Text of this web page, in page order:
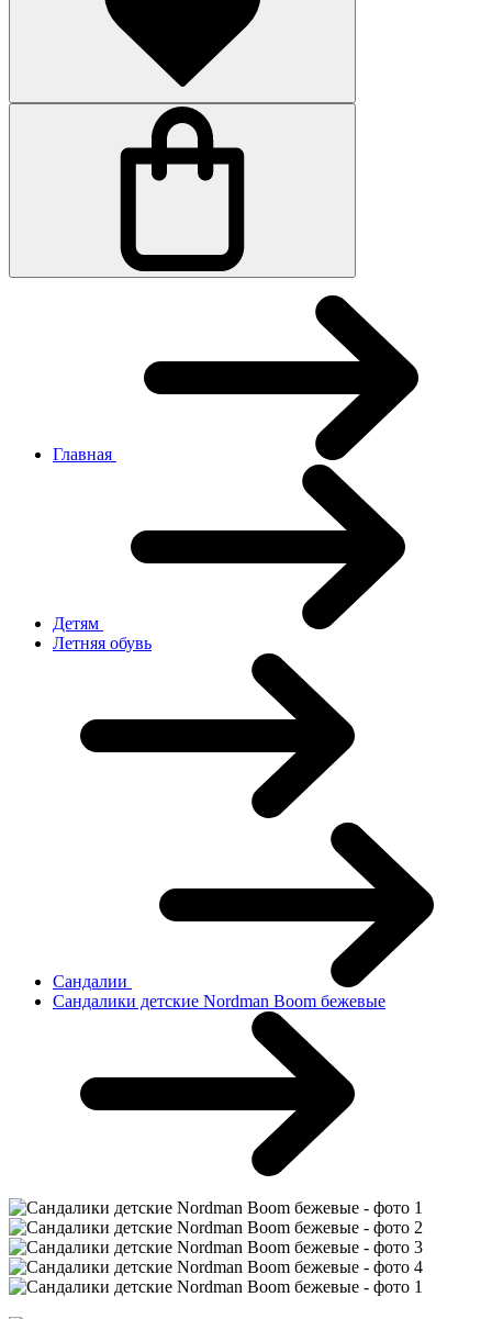
Главная
Детям
Летняя обувь
Сандалии
Сандалики детские Nordman Boom бежевые